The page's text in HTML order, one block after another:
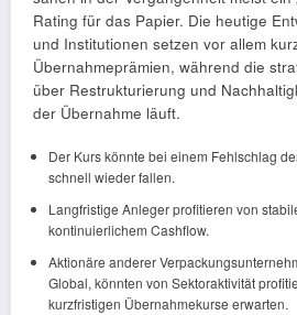
Rating für das Papier. Die heutige
und Institutionen setzen vor allem
Übernahmeprämien, während die
über Restrukturierung und
der Übernahme läuft.
Der Kurs könnte bei einem Fehlschlag
schnell wieder fallen.
Langfristige Anleger profitieren von
kontinuierlichem Cashflow.
Aktionäre anderer
Global, könnten von Sektoraktivität
kurzfristigen Übernahmekurse erwarten.